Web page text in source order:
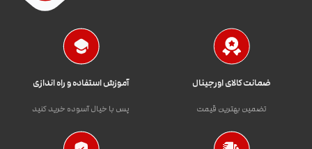
ضمانت کالای اورجینال
تضمین بهترین قیمت
آموزش استفاده و راه اندازی
پس با خیال آسوده خرید کنید